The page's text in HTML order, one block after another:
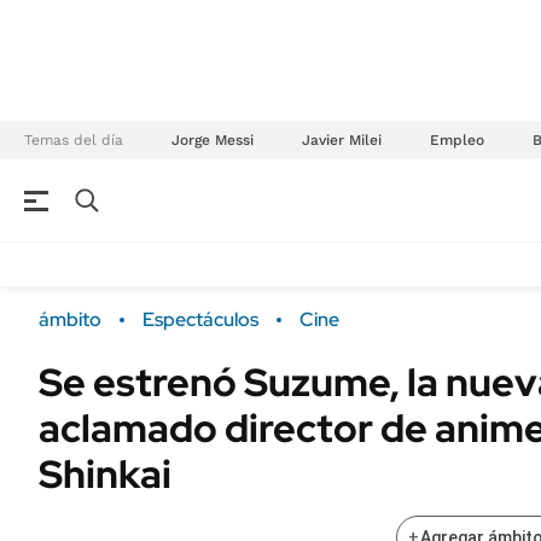
Temas del día Jorge Messi Javier Milei Empleo
Campo
FINANZAS
Dólar
Sustentabilidad
ámbito Espectáculos Cine
Se estrenó Suzume, la
aclamado director de
Shinkai